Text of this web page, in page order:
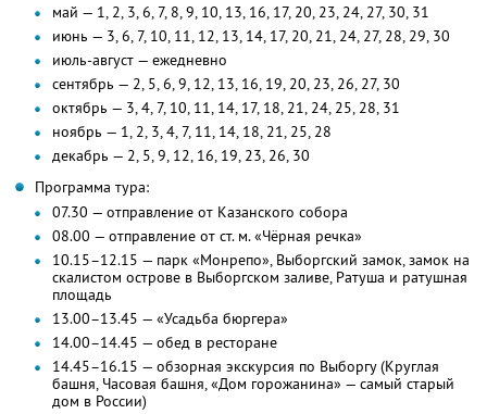
май — 1, 2, 3, 6, 7, 8, 9, 10, 13, 16, 17, 20, 23, 24, 27, 30, 31
июнь — 3, 6, 7, 10, 11, 12, 13, 14, 17, 20, 21, 24, 27, 28, 29, 30
июль-август — ежедневно
сентябрь — 2, 5, 6, 9, 12, 13, 16, 19, 20, 23, 26, 27, 30
октябрь — 3, 4, 7, 10, 11, 14, 17, 18, 21, 24, 25, 28, 31
ноябрь — 1, 2, 3, 4, 7, 11, 14, 18, 21, 25, 28
декабрь — 2, 5, 9, 12, 16, 19, 23, 26, 30
Программа тура:
07.30 — отправление от Казанского собора
08.00 — отправление от ст. м. «Чёрная речка»
10.15–12.15 — парк «Монрепо», Выборгский замок, замок на
скалистом острове в Выборгском заливе, Ратуша и ратушная
площадь
13.00–13.45 — «Усадьба бюргера»
14.00–14.45 — обед в ресторане
14.45–16.15 — обзорная экскурсия по Выборгу (Круглая
башня, Часовая башня, «Дом горожанина» — самый старый
дом в России)